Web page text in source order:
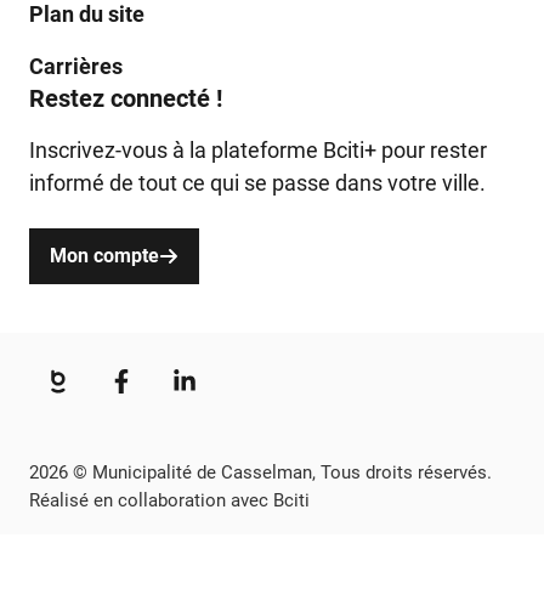
Plan du site
Carrières
Restez connecté !
Inscrivez-vous à la plateforme Bciti+ pour rester
informé de tout ce qui se passe dans votre ville.
Mon compte
2026 © Municipalité de Casselman, Tous droits réservés.
Réalisé en collaboration avec Bciti